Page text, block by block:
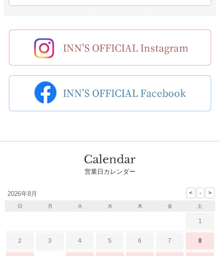
営業日カレンダー
2026年8月
日 月 火 水 木 金 土
1
2 3 4 5 6 7 8